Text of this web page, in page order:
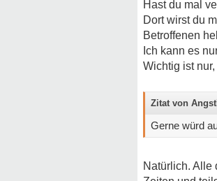
Hast du mal
Dort wirst du
Betroffenen
Ich kann es
Wichtig ist
Zitat von
Gerne würd
Natürlich. Alle